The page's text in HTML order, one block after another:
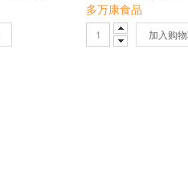
多万康食品
加入购